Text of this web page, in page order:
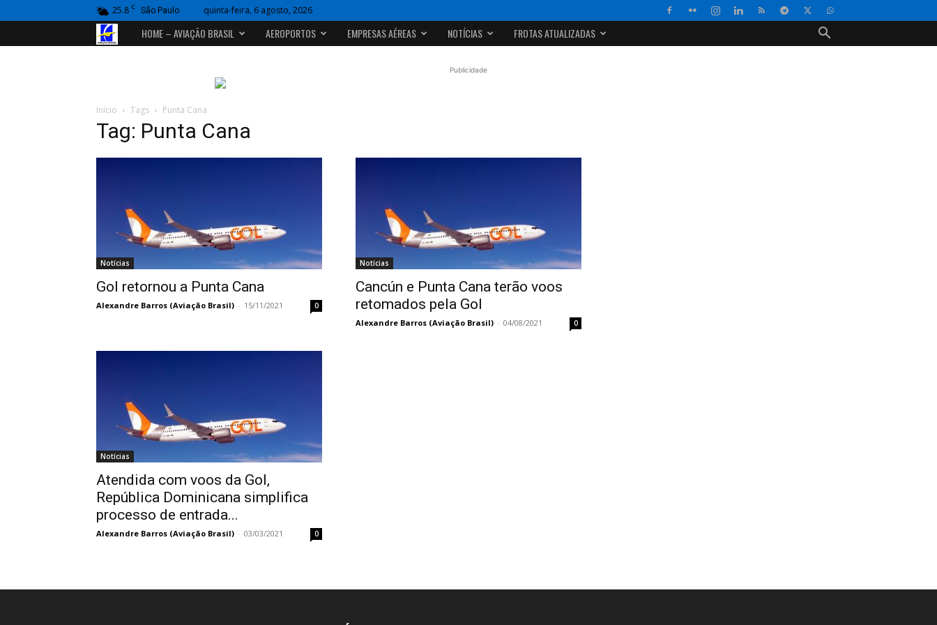
25.8 C São Paulo quinta-feira, 6 agosto, 2026
Portal
HOME – AVIAÇÃO BRASIL AEROPORTOS EMPRESAS AÉREAS NOTÍCIAS FROTAS ATUALIZADAS
Publicidade
Início Tags Punta Cana
Tag: Punta Cana
Notícias
Gol retornou a Punta Cana
Alexandre Barros (Aviação Brasil) - 15/11/2021 0
Notícias
Cancún e Punta Cana terão voos
retomados pela Gol
Alexandre Barros (Aviação Brasil) - 04/08/2021 0
Notícias
Atendida com voos da Gol,
República Dominicana simplifica
processo de entrada...
Alexandre Barros (Aviação Brasil) - 03/03/2021 0